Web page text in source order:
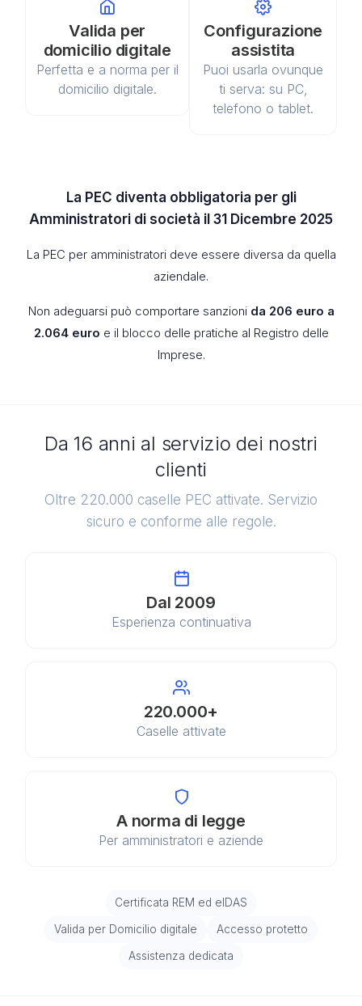
Valida per
domicilio digitale
Perfetta e a norma per il
domicilio digitale.
Configurazione
assistita
Puoi usarla ovunque
ti serva: su PC,
telefono o tablet.
La PEC diventa obbligatoria per gli
Amministratori di società il 31 Dicembre 2025
La PEC per amministratori deve essere diversa da quella
aziendale.
Non adeguarsi può comportare sanzioni da 206 euro a
2.064 euro e il blocco delle pratiche al Registro delle
Imprese.
Da 16 anni al servizio dei nostri
clienti
Oltre 220.000 caselle PEC attivate. Servizio
sicuro e conforme alle regole.
Dal 2009
Esperienza continuativa
220.000+
Caselle attivate
A norma di legge
Per amministratori e aziende
Certificata REM ed eIDAS
Valida per Domicilio digitale Accesso protetto
Assistenza dedicata